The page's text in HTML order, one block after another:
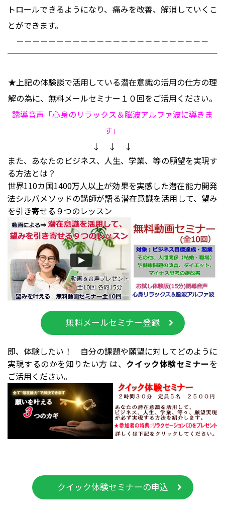
トロールできるようになり、痛みを改善、解消していくこ
とができます。
－－－－－－－－－－－－－－－－－－－－－－－－
★上記の体験談で活用している潜在意識の活用の仕方の理
解の為に、無料メールセミナー１０回をご活用ください。
誘導音声「心身のリラックス＆脳波アルファ波に導きま
す」
↓ ↓ ↓
また、あなたのビジネス、人生、学業、等の願望を実現す
る方法とは？
世界110カ国1400万人以上が効果を実感した潜在能力開発
法シルバメソッドの講師が語る潜在意識を活用して、望み
を引き寄せる９つのレッスン
無料メールセミナー登録
即、体験したい！ 自分の課題や願望に対してどのように
実現するのかを知りたい方 は、 クイック体験セミナーを
ご活用ください。
クイック体験セミナーの申込